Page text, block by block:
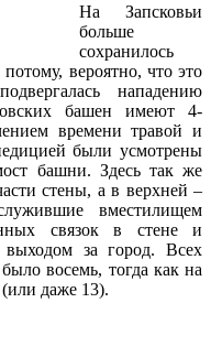
На Запсковьи
больше
сохранилось
вероятно, что это
нападению
башен имеют 4-
времени травой и
были усмотрены
башни. Здесь так же
стены, а в верхней –
вместилищем
связок в стене и
за город. Всех
восемь, тогда как на
(или даже 13).